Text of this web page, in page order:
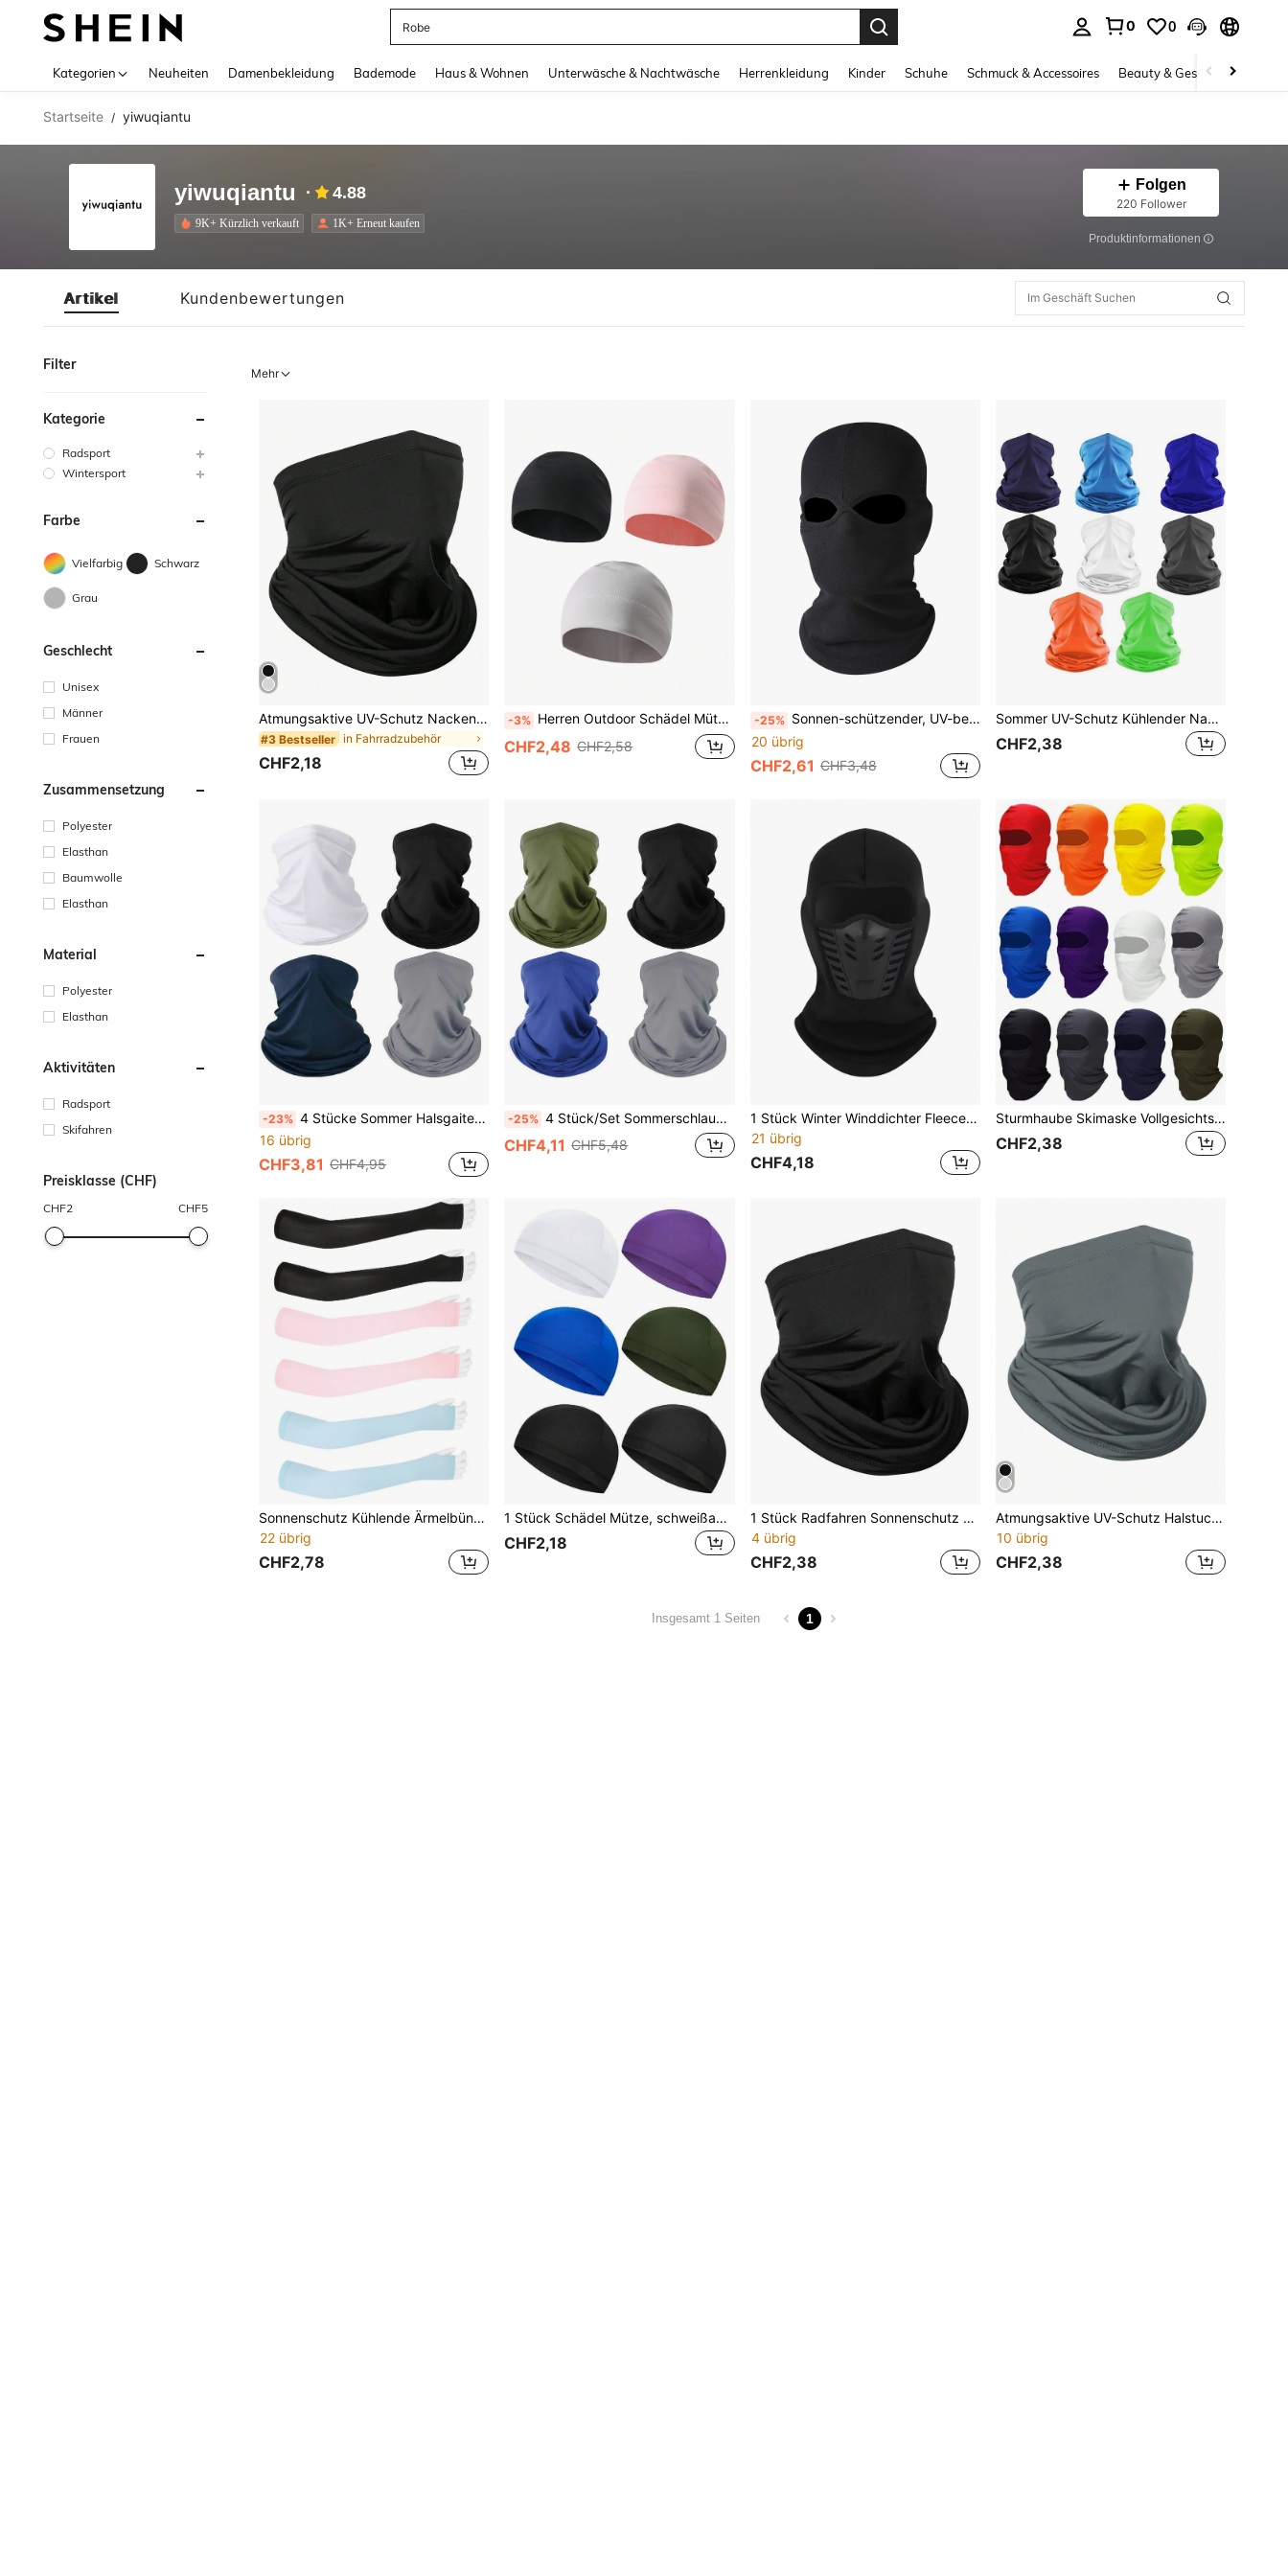
Robe
0 0
Kategorien Neuheiten Damenbekleidung Bademode Haus & Wohnen Unterwäsche & Nachtwäsche Herrenkleidung Kinder Schuhe Schmuck & Accessoires Beauty & Gesundheit
Startseite / yiwuqiantu
yiwuqiantu 4.88
9K+ Kürzlich verkauft 1K+ Erneut kaufen
Folgen
220 Follower
Produktinformationen
Artikel Kundenbewertungen
Filter
Kategorie
Radsport
Wintersport
Farbe
Vielfarbig Schwarz
Grau
Geschlecht
Unisex
Männer
Frauen
Zusammensetzung
Polyester
Elasthan
Baumwolle
Elasthan
Material
Polyester
Elasthan
Aktivitäten
Radsport
Skifahren
Preisklasse (CHF)
CHF2 CHF5
Mehr
Atmungsaktive UV-Schutz Nackengamasche Gesichtsmaske, unisex leichte winddichte Maske geeignet für Wandern, Radfahren, Laufen, Skifahren und andere Outdoor-Aktivitäten
#3 Bestseller in Fahrradzubehör
CHF2,18
-3% Herren Outdoor Schädel Mütze Helm Futter & Laufmütze, Winter Laufmütze, Warme Radmütze
CHF2,48 CHF2,58
-25% Sonnen-schützender, UV-beständiger Gesichts- und Nacken-Schal, geeignet für Radfahren, Motorradfahren und Skifahren
20 übrig
CHF2,61 CHF3,48
Sommer UV-Schutz Kühlender Nackengamasche Gesichtsmaske Schal, atmungsaktiv für Radfahren, Motorradfahren und Skifahren
CHF2,38
-23% 4 Stücke Sommer Halsgaiter Bandana Gesichtstuch Maske Sonnenschutz dünn atmungsaktiv Halsgaiter für Herren Damen Radfahren Laufen
16 übrig
CHF3,81 CHF4,95
-25% 4 Stück/Set Sommerschlauchschal, Gesichtsmaske, UV-Schutz, atmungsaktiv, für Radfahren, Laufen, Skifahren, unisex
CHF4,11 CHF5,48
1 Stück Winter Winddichter Fleece-halswärmer, Multifunktionale Sport-gesichtsmaske, Motorradmütze
21 übrig
CHF4,18
Sturmhaube Skimaske Vollgesichtsmaske Windschutz Gesichtsabdeckung mit UV-Schutz Schlauchschal Unisex Outdoor Sport Radfahren Motorradfahren Skifahren
CHF2,38
Sonnenschutz Kühlende Ärmelbündchen für Frauen, Kompressions-Ärmlinge für Fußball, Golf & Volleyball, geeignet für Radfahren und Motorradfahren
22 übrig
CHF2,78
1 Stück Schädel Mütze, schweißableitende Unterkopfhaube, Laufmütze für Männer und Frauen, geeignet für Radfahren und Motorradfahren
CHF2,18
1 Stück Radfahren Sonnenschutz Milchseide Kopftuch
4 übrig
CHF2,38
Atmungsaktive UV-Schutz Halstuch Gesichtsmaske, Unisex leichte windabweisende Maske geeignet für Wandern, Radfahren, Laufen, Skifahren und andere Outdoor-Aktivitäten
10 übrig
CHF2,38
Insgesamt 1 Seiten 1